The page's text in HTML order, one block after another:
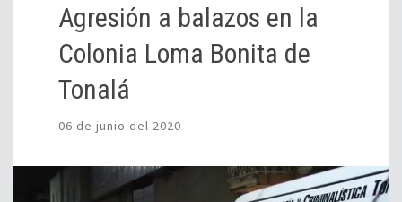
Agresión a balazos en la
Colonia Loma Bonita de
Tonalá
06 de junio del 2020